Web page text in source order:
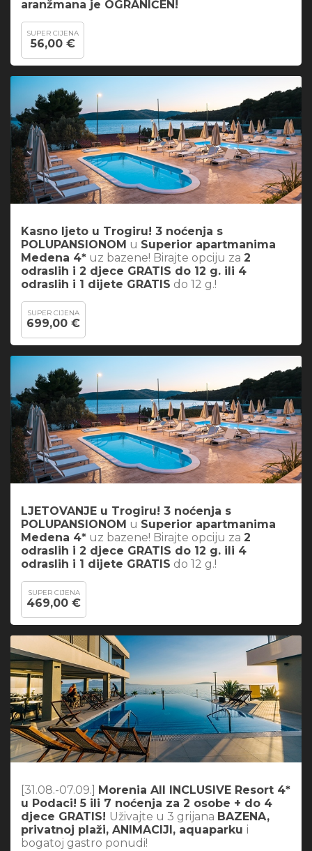
aranžmana je OGRANIČEN!
SUPER CIJENA
56,00 €
Kasno ljeto u Trogiru! 3 noćenja s
POLUPANSIONOM u Superior apartmanima
Medena 4* uz bazene! Birajte opciju za 2
odraslih i 2 djece GRATIS do 12 g. ili 4
odraslih i 1 dijete GRATIS do 12 g.!
SUPER CIJENA
699,00 €
LJETOVANJE u Trogiru! 3 noćenja s
POLUPANSIONOM u Superior apartmanima
Medena 4* uz bazene! Birajte opciju za 2
odraslih i 2 djece GRATIS do 12 g. ili 4
odraslih i 1 dijete GRATIS do 12 g.!
SUPER CIJENA
469,00 €
[31.08.-07.09.]
Morenia All INCLUSIVE Resort 4*
u Podaci! 5 ili 7 noćenja za 2 osobe + do 4
djece GRATIS! Uživajte u 3 grijana BAZENA,
privatnoj plaži, ANIMACIJI, aquaparku i
bogatoj gastro ponudi!